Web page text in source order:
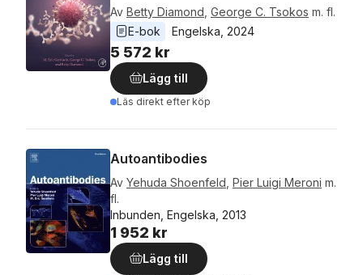
Av Betty Diamond George C. Tsokos m. fl.
E-bok
Engelska 2024
5 572 kr
Lägg till
Läs direkt efter köp
Autoantibodies
Av Yehuda Shoenfeld Pier Luigi Meroni m.
fl.
Inbunden, Engelska, 2013
1 952 kr
Lägg till